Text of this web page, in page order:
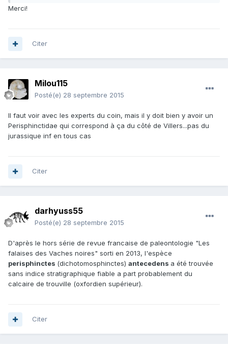
Merci!
Citer
Milou115
Posté(e) 28 septembre 2015
Il faut voir avec les experts du coin, mais il y doit bien y avoir un
Perisphinctidae qui correspond à ça du côté de Villers...pas du
jurassique inf en tous cas
Citer
darhyuss55
Posté(e) 28 septembre 2015
D'après le hors série de revue francaise de paleontologie "Les
falaises des Vaches noires" sorti en 2013, l'espèce
perisphinctes (dichotomosphinctes) antecedens a été trouvée
sans indice stratigraphique fiable a part probablement du
calcaire de trouville (oxfordien supérieur).
Citer